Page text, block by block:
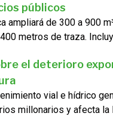
públicos
ampliará de 300 a 900
metros de traza.
el deterioro
vial e hídrico
millonarios y afecta la